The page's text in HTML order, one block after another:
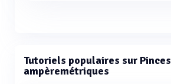
Tutoriels populaires sur Pinces
ampèremétriques